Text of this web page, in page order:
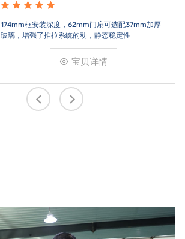
以亚洲审美观为标准设计的坡面造型使外形更为轻
盈精美，较大地丰富了建筑外立面的设计效果。
宝贝详情